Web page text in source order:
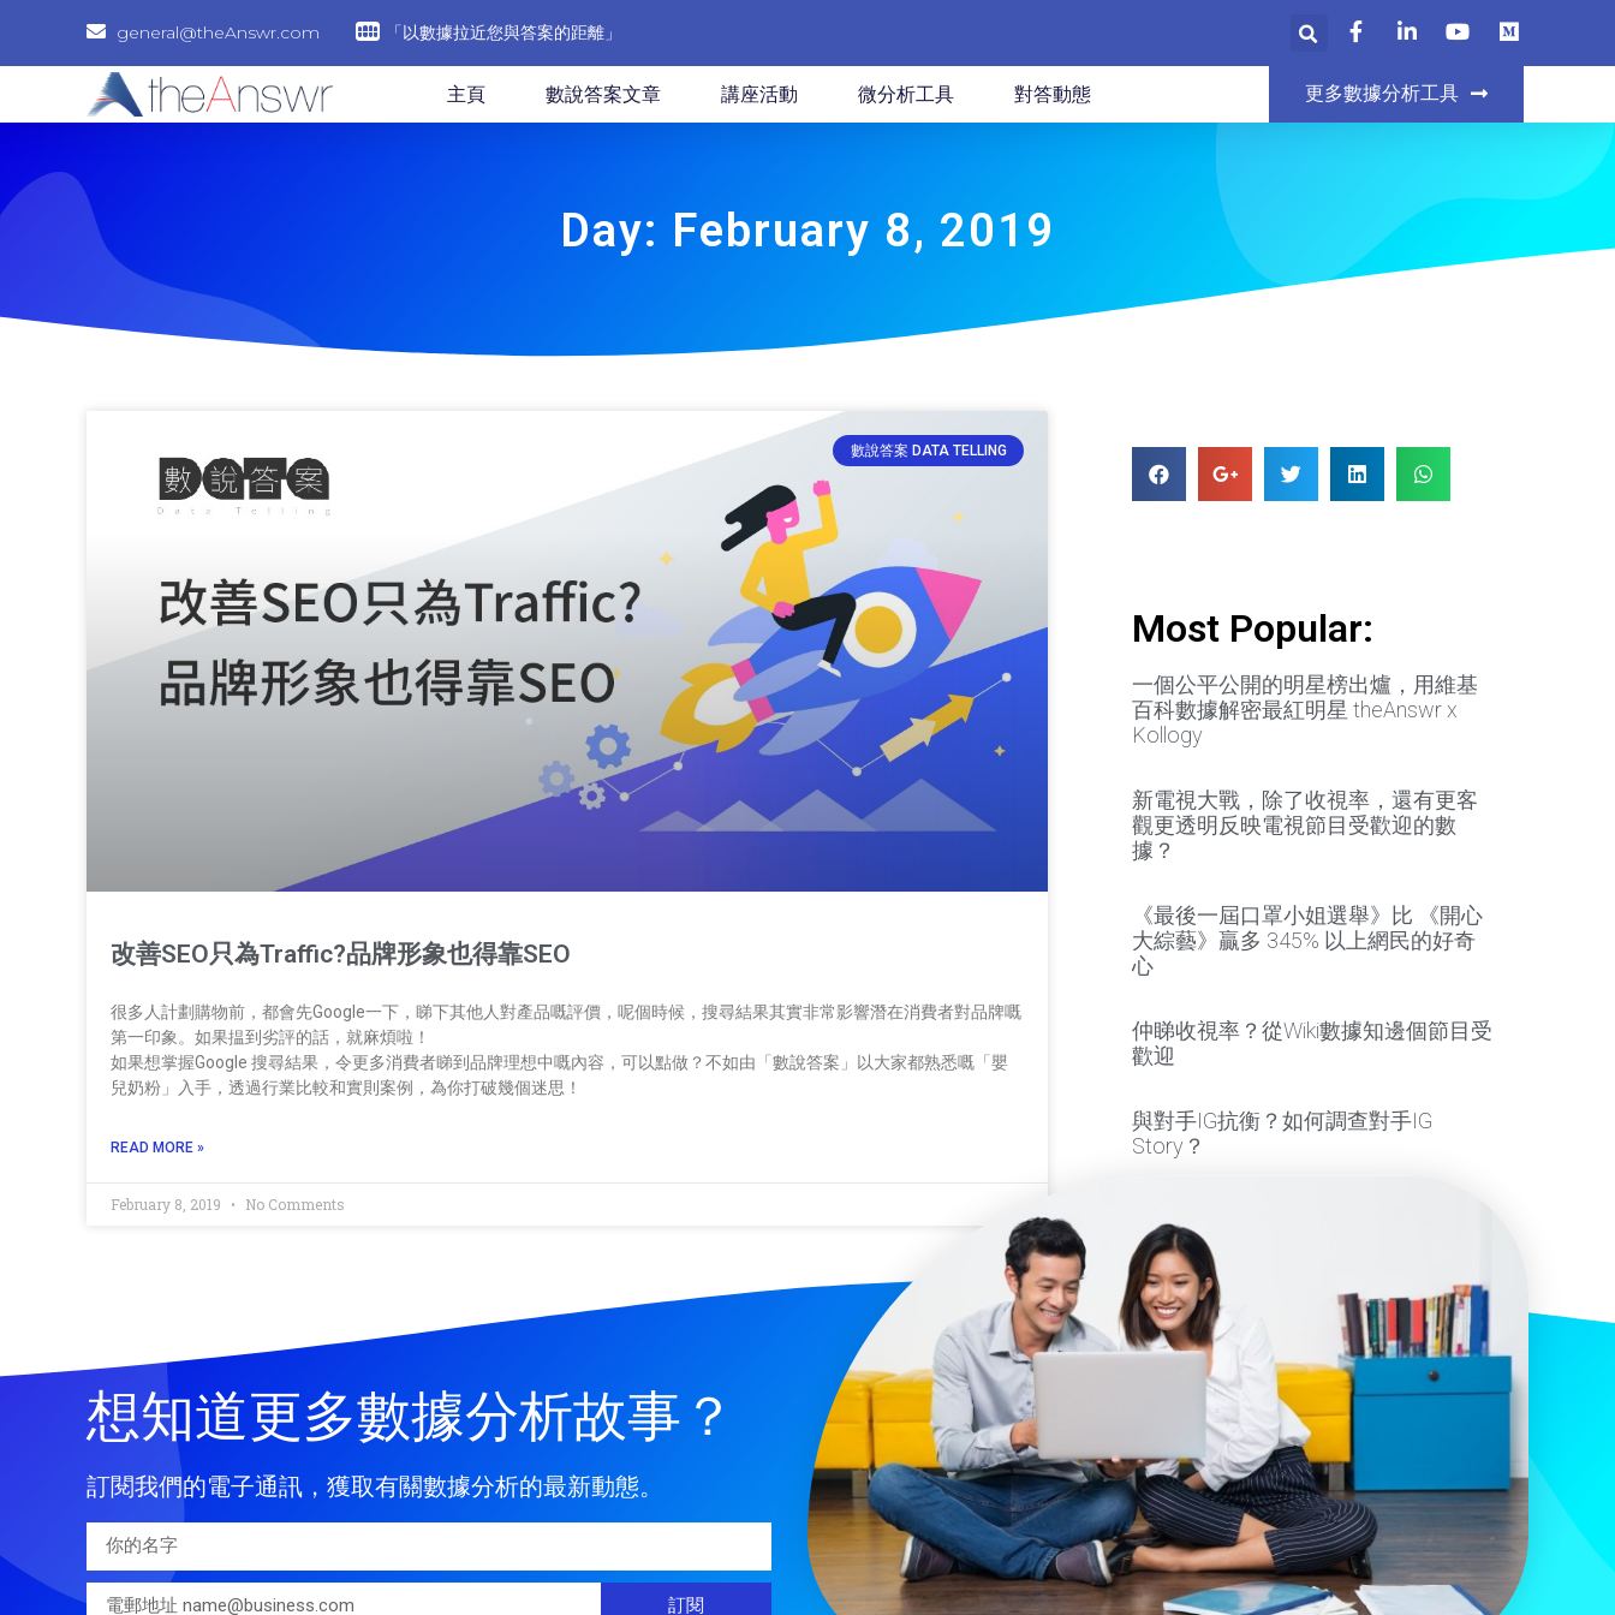
general@theAnswr.com 「以數據拉近您與答案的距離」
主頁 數說答案文章 講座活動 微分析工具 對答動態 更多數據分析工具
Day: February 8, 2019
數說答案 DATA TELLING
改善SEO只為Traffic?品牌形象也得靠SEO
很多人計劃購物前，都會先Google一下，睇下其他人對產品嘅評價，呢個時候，搜尋結果其實非常影響潛在消費者對品牌嘅
第一印象。如果揾到劣評的話，就麻煩啦！
如果想掌握Google 搜尋結果，令更多消費者睇到品牌理想中嘅內容，可以點做？不如由「數說答案」以大家都熟悉嘅「嬰
兒奶粉」入手，透過行業比較和實則案例，為你打破幾個迷思！
READ MORE »
February 8, 2019 No Comments
Most Popular:
一個公平公開的明星榜出爐，用維基
百科數據解密最紅明星 theAnswr x
Kollogy
新電視大戰，除了收視率，還有更客
觀更透明反映電視節目受歡迎的數
據？
《最後一屆口罩小姐選舉》比 《開心
大綜藝》贏多 345% 以上網民的好奇
心
仲睇收視率？從Wiki數據知邊個節目受
歡迎
與對手IG抗衡？如何調查對手IG
Story？
想知道更多數據分析故事？
訂閱我們的電子通訊，獲取有關數據分析的最新動態。
訂閱